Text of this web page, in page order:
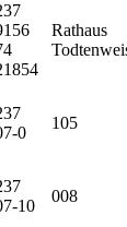
Rathaus
0
105
10
008